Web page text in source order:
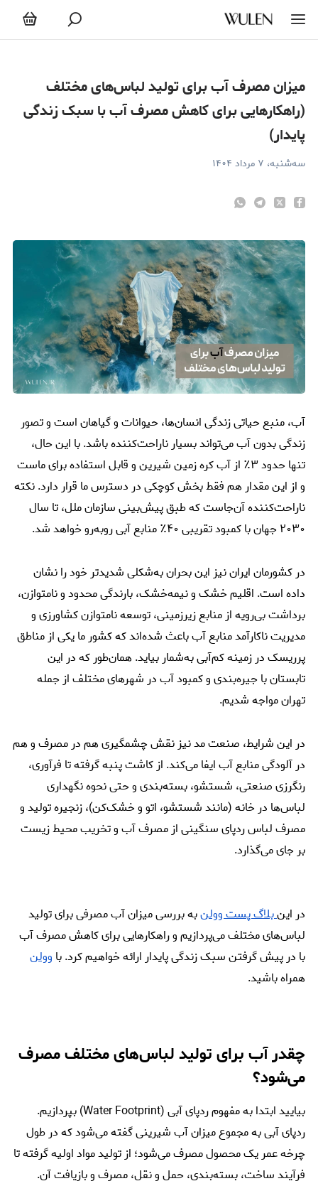
میزان مصرف آب برای تولید لباس‌های مختلف
(راهکارهایی برای کاهش مصرف آب با سبک زندگی
پایدار)
سه‌شنبه، ۷ مرداد ۱۴۰۴
آب، منبع حیاتی زندگی انسان‌ها، حیوانات و گیاهان است و تصور
زندگی بدون آب می‌تواند بسیار ناراحت‌کننده باشد. با این حال،
تنها حدود ۳٪ از آب کره زمین شیرین و قابل استفاده برای ماست
و از این مقدار هم فقط بخش کوچکی در دسترس ما قرار دارد. نکته
ناراحت‌کننده آن‌جاست که طبق پیش‌بینی سازمان ملل، تا سال
۲۰۳۰ جهان با کمبود تقریبی ۴۰٪ منابع آبی روبه‌رو خواهد شد.
در کشورمان ایران نیز این بحران به‌شکلی شدیدتر خود را نشان
داده است. اقلیم خشک و نیمه‌خشک، بارندگی محدود و نامتوازن،
برداشت بی‌رویه از منابع زیرزمینی، توسعه نامتوازن کشاورزی و
مدیریت ناکارآمد منابع آب باعث شده‌اند که کشور ما یکی از مناطق
پرریسک در زمینه کم‌آبی به‌شمار بیاید. همان‌طور که در این
تابستان با جیره‌بندی و کمبود آب در شهرهای مختلف از جمله
تهران مواجه شدیم.
در این شرایط، صنعت مد نیز نقش چشمگیری هم در مصرف و هم
در آلودگی منابع آب ایفا می‌کند. از کاشت پنبه گرفته تا فرآوری،
رنگرزی صنعتی، شستشو، بسته‌بندی و حتی نحوه نگهداری
لباس‌ها در خانه (مانند شستشو، اتو و خشک‌کن)، زنجیره تولید و
مصرف لباس ردپای سنگینی از مصرف آب و تخریب محیط زیست
بر جای می‌گذارد.
در اینبلاگ پست وولنبه بررسی میزان آب مصرفی برای تولید
لباس‌های مختلف می‌پردازیم و راهکارهایی برای کاهش مصرف آب
با در پیش گرفتن سبک زندگی پایدار ارائه خواهیم کرد. با وولن
همراه باشید.
چقدر آب برای تولید لباس‌های مختلف مصرف
می‌شود؟
بیایید ابتدا به مفهوم ردپای آبی (Water Footprint) بپردازیم.
ردپای آبی به مجموع میزان آب شیرینی گفته می‌شود که در طول
چرخه عمر یک محصول مصرف می‌شود؛ از تولید مواد اولیه گرفته تا
فرآیند ساخت، بسته‌بندی، حمل و نقل، مصرف و بازیافت ‌آن.